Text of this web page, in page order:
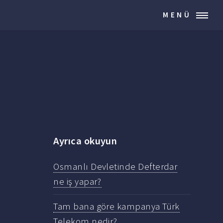
MENÜ
Ayrıca okuyun
Osmanlı Devletinde Defterdar
ne iş yapar?
Tam bana göre kampanya Türk